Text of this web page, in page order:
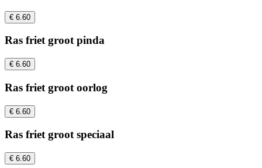
€ 6.60
Ras friet groot pinda
€ 6.60
Ras friet groot oorlog
€ 6.60
Ras friet groot speciaal
€ 6.60